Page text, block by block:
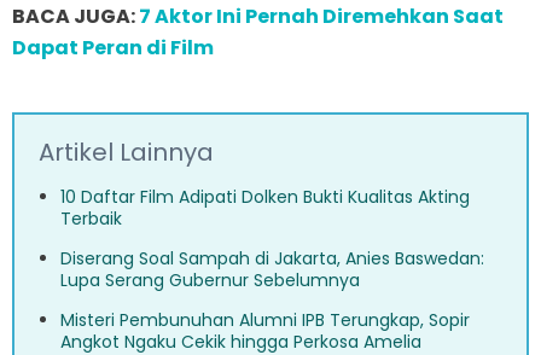
BACA JUGA:7 Aktor Ini Pernah Diremehkan Saat
Dapat Peran di Film
Artikel Lainnya
10 Daftar Film Adipati Dolken Bukti Kualitas Akting
Terbaik
Diserang Soal Sampah di Jakarta, Anies Baswedan:
Lupa Serang Gubernur Sebelumnya
Misteri Pembunuhan Alumni IPB Terungkap, Sopir
Angkot Ngaku Cekik hingga Perkosa Amelia